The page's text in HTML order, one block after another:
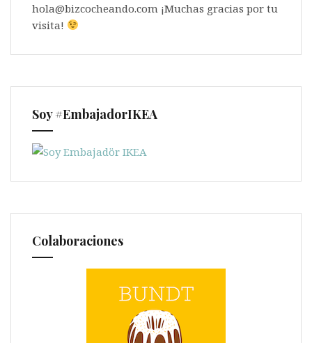
hola@bizcocheando.com ¡Muchas gracias por tu
visita!
Soy #EmbajadorIKEA
Colaboraciones